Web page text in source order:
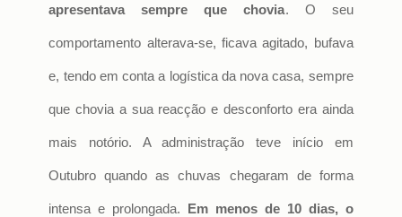
apresentava sempre que chovia. O seu
comportamento alterava-se, ficava agitado, bufava
e, tendo em conta a logística da nova casa, sempre
que chovia a sua reacção e desconforto era ainda
mais notório. A administração teve início em
Outubro quando as chuvas chegaram de forma
intensa e prolongada. Em menos de 10 dias, o